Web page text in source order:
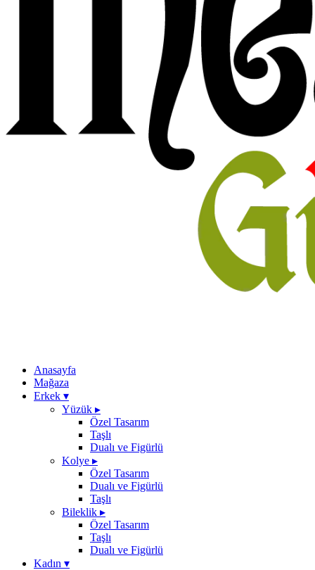
Anasayfa
Mağaza
Erkek ▾
Yüzük ▸
Özel Tasarım
Taşlı
Dualı ve Figürlü
Kolye ▸
Özel Tasarım
Dualı ve Figürlü
Taşlı
Bileklik ▸
Özel Tasarım
Taşlı
Dualı ve Figürlü
Kadın ▾